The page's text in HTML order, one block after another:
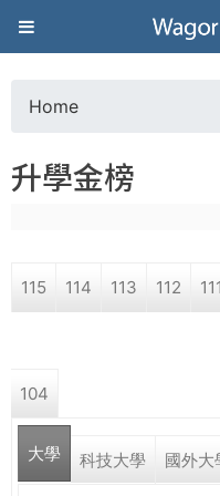
Jump
葳
格
高
學
際．
o
a
e
h
Home
升學金榜
115 114 113 112 111
104
大學 科技大學 國外大